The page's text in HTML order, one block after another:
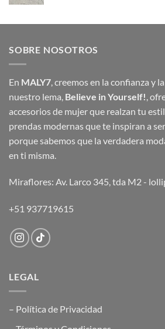
SOBRE NOSOTROS
En MALY7 , creemos en la confianza y
nuestro lema, Believe in Yourself! ,
accesorios de mujer que realzan tu
prendas modernas que te inspiran a
porque sabemos que la verdadera
en ti misma.
Miraflores: Av. Larco 345, tda M2 -
+51 937719615
LEGAL
– Política de Privacidad